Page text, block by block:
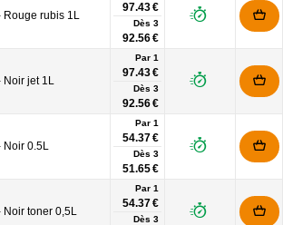
Rouge rubis 1L
97.43 €
Dès 3
92.56 €
Noir jet 1L
Par 1
97.43 €
Dès 3
92.56 €
Noir 0.5L
Par 1
54.37 €
Dès 3
51.65 €
Noir toner 0,5L
Par 1
54.37 €
Dès 3